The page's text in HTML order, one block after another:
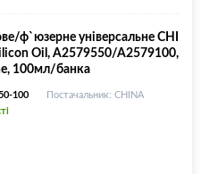
ф`юзерне універсальне CHI
Oil, A2579550/A2579100,
100мл/банка
100
Постачальник: CHINA